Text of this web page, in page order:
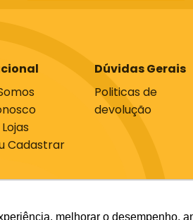
melhorar o desempenho,
Cadastrar
Dúvidas Gerais
Politicas de
devolução